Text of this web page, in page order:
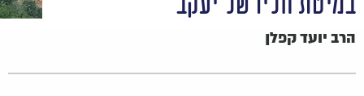
הרב יועד קפלן